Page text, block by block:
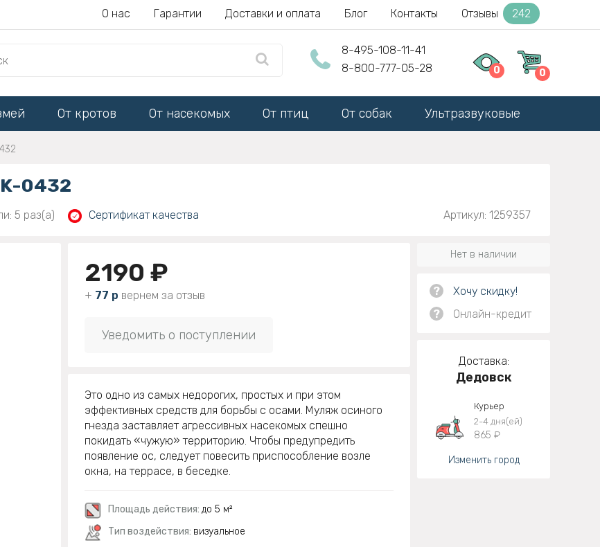
О нас Гарантии Доставки и оплата Блог Контакты Отзывы 242
8-495-108-11-41
8-800-777-05-28
0 0
От кротов От насекомых От птиц От собак Ультразвуковые
0432
5 раз(а) Сертификат качества Артикул: 1259357
2190 ₽
+ 77 р вернем за отзыв
Уведомить о поступлении
Это одно из самых недорогих, простых и при этом
эффективных средств для борьбы с осами. Муляж осиного
гнезда заставляет агрессивных насекомых спешно
покидать «чужую» территорию. Чтобы предупредить
появление ос, следует повесить приспособление возле
окна, на террасе, в беседке.
Площадь действия: до 5 м²
Тип воздействия: визуальное
Нет в наличии
?
Хочу скидку!
?
Онлайн-кредит
Доставка:
Дедовск
Курьер
2-4 дня(ей)
865 ₽
Изменить город